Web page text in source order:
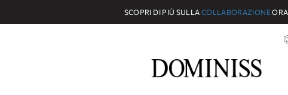
SCOPRI DI PIÙ SULLA COLLABORAZIONEORA